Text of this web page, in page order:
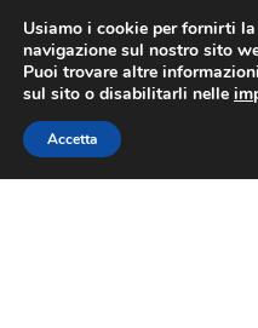
Lun-Ven 9:00 -
Vai
alla
navigazione
Vai
al
contenuto
Usiamo i cookie per fornirti
navigazione sul nostro sito
Puoi trovare altre
sul sito o disabilitarli nelle
Accetta